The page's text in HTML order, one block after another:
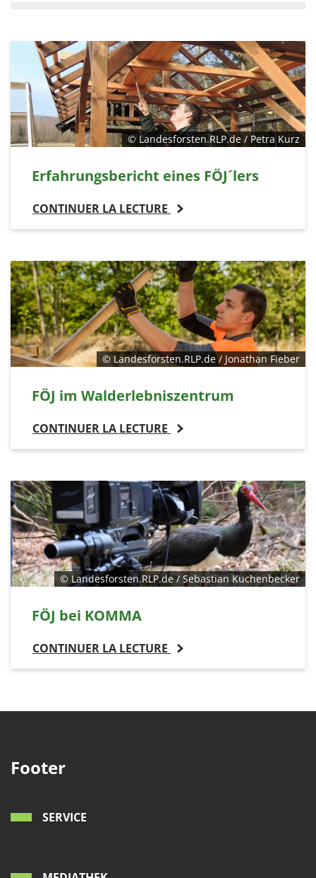
© Landesforsten.RLP.de / Petra Kurz
Erfahrungsbericht eines FÖJ´lers
CONTINUER LA LECTURE
© Landesforsten.RLP.de / Jonathan Fieber
FÖJ im Walderlebniszentrum
CONTINUER LA LECTURE
© Landesforsten.RLP.de / Sebastian Kuchenbecker
FÖJ bei KOMMA
CONTINUER LA LECTURE
Footer
SERVICE